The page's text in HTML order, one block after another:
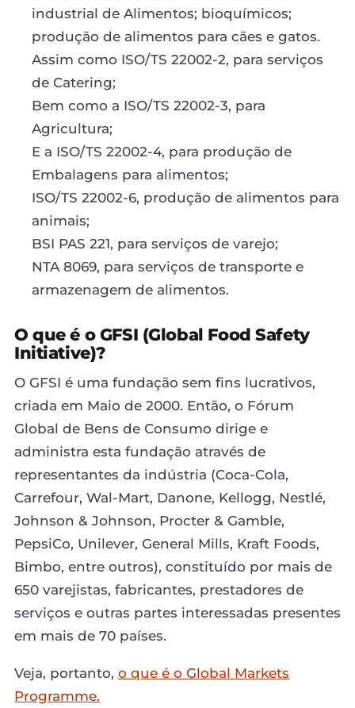
industrial de Alimentos; bioquímicos;
produção de alimentos para cães e gatos.
Assim como ISO/TS 22002-2, para serviços
de Catering;
Bem como a ISO/TS 22002-3, para
Agricultura;
E a ISO/TS 22002-4, para produção de
Embalagens para alimentos;
ISO/TS 22002-6, produção de alimentos para
animais;
BSI PAS 221, para serviços de varejo;
NTA 8069, para serviços de transporte e
armazenagem de alimentos.
O que é o GFSI (Global Food Safety
Initiative)?
O GFSI é uma fundação sem fins lucrativos,
criada em Maio de 2000. Então, o Fórum
Global de Bens de Consumo dirige e
administra esta fundação através de
representantes da indústria (Coca-Cola,
Carrefour, Wal-Mart, Danone, Kellogg, Nestlé,
Johnson & Johnson, Procter & Gamble,
PepsiCo, Unilever, General Mills, Kraft Foods,
Bimbo, entre outros), constituído por mais de
650 varejistas, fabricantes, prestadores de
serviços e outras partes interessadas presentes
em mais de 70 países.
Veja, portanto, o que é o Global Markets
Programme.